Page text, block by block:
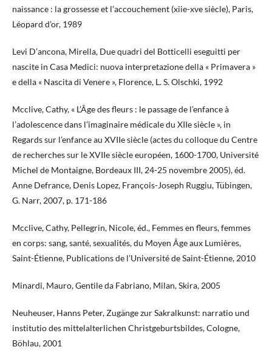
naissance : la grossesse et l’accouchement (xiie-xve siècle), Paris,
Léopard d’or, 1989
Levi D’ancona, Mirella, Due quadri del Botticelli eseguitti per
nascite in Casa Medici: nuova interpretazione della « Primavera »
e della « Nascita di Venere », Florence, L. S. Olschki, 1992
Mcclive, Cathy, « L’Âge des fleurs : le passage de l’enfance à
l’adolescence dans l’imaginaire médicale du XIIe siècle », in
Regards sur l’enfance au XVIIe siècle (actes du colloque du Centre
de recherches sur le XVIIe siècle européen, 1600-1700, Université
Michel de Montaigne, Bordeaux III, 24-25 novembre 2005), éd.
Anne Defrance, Denis Lopez, François-Joseph Ruggiu, Tübingen,
G. Narr, 2007, p. 171-186
Mcclive, Cathy, Pellegrin, Nicole, éd., Femmes en fleurs, femmes
en corps: sang, santé, sexualités, du Moyen Âge aux Lumières,
Saint-Étienne, Publications de l’Université de Saint-Étienne, 2010
Minardi, Mauro, Gentile da Fabriano, Milan, Skira, 2005
Neuheuser, Hanns Peter, Zugänge zur Sakralkunst: narratio und
institutio des mittelalterlichen Christgeburtsbildes, Cologne,
Böhlau, 2001